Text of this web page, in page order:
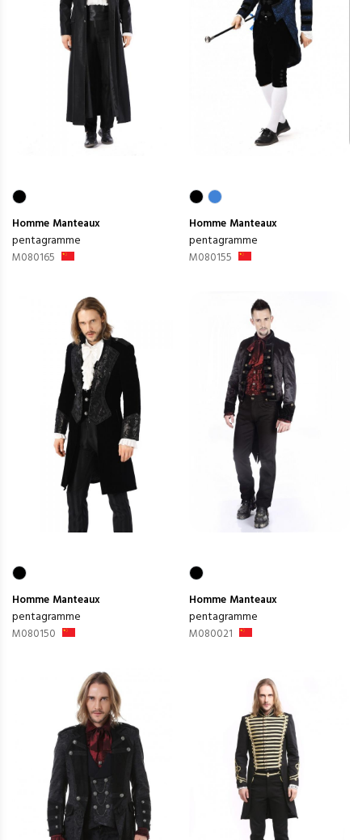
Homme Manteaux
pentagramme
M080165
Homme Manteaux
pentagramme
M080155
Homme Manteaux
pentagramme
M080150
Homme Manteaux
pentagramme
M080021